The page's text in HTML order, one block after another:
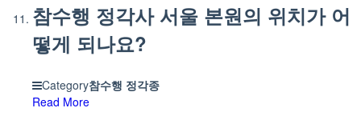
참수행 정각사 서울 본원의 위치가 어
떻게 되나요?
Category참수행 정각종
Read More